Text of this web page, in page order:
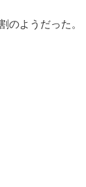
のようだった。